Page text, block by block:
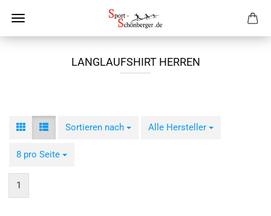
LANGLAUFSHIRT HERREN
Sortieren nach
Sortieren nach Alle Hersteller
pro Seite
8 pro Seite
pro Seite
1